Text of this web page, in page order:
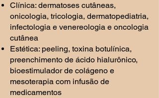
Clínica: dermatoses cutâneas,
onicologia, tricologia, dermatopediatria,
infectologia e venereologia e oncologia
cutânea
Estética: peeling, toxina botulínica,
preenchimento de ácido hialurônico,
bioestimulador de colágeno e
mesoterapia com infusão de
medicamentos